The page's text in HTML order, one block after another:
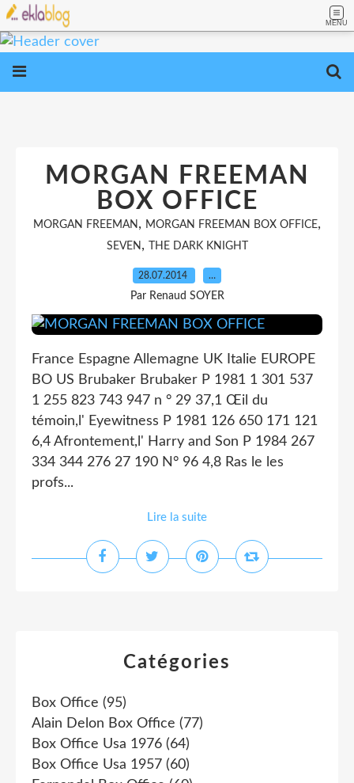
MENU
MORGAN FREEMAN
BOX OFFICE
MORGAN FREEMAN , MORGAN FREEMAN BOX OFFICE,
SEVEN , THE DARK KNIGHT
28.07.2014 …
Par Renaud SOYER
France Espagne Allemagne UK Italie EUROPE
BO US Brubaker Brubaker P 1981 1 301 537
1 255 823 743 947 n ° 29 37,1 Œil du
témoin,l' Eyewitness P 1981 126 650 171 121
6,4 Afrontement,l' Harry and Son P 1984 267
334 344 276 27 190 N° 96 4,8 Ras le les
profs...
Lire la suite
Catégories
Box Office (95)
Alain Delon Box Office (77)
Box Office Usa 1976 (64)
Box Office Usa 1957 (60)